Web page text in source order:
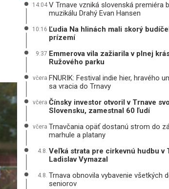
14:04 V Trnave vzniká slovenská premiéra
muzikálu Drahý Evan Hansen
10:16 Ľudia Na hlinách mali skorý
prízemí
9:37 Emmerova vila zažiarila v plnej
Ružového parku
včera FNURIK: Festival indie hier, hravého
sa vracia do Trnavy
včera Čínsky investor otvoril v Trnave
Slovensku, zamestnal 60 ľudí
včera Trnavčania opäť dostanú strom do
marhule a platany
4.8. Veľká strata pre cirkevnú hudbu v
Ladislav Vymazal
4.8. Trnava obnovila vybavenie všetkých
seniorov